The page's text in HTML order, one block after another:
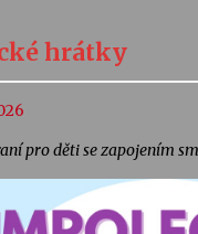
hrátky
pro děti se zapojením